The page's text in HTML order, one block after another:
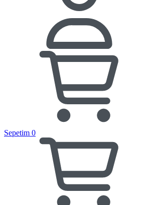
Sepetim 0